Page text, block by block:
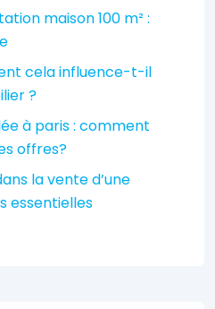
maison 100 m² :
cela influence-t-il
?
à paris : comment
offres?
la vente d’une
essentielles